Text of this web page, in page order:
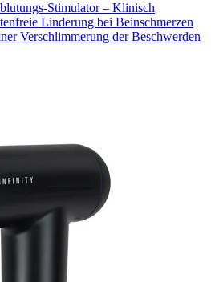
Stimulator – Klinisch
Linderung bei Beinschmerzen
Verschlimmerung der Beschwerden